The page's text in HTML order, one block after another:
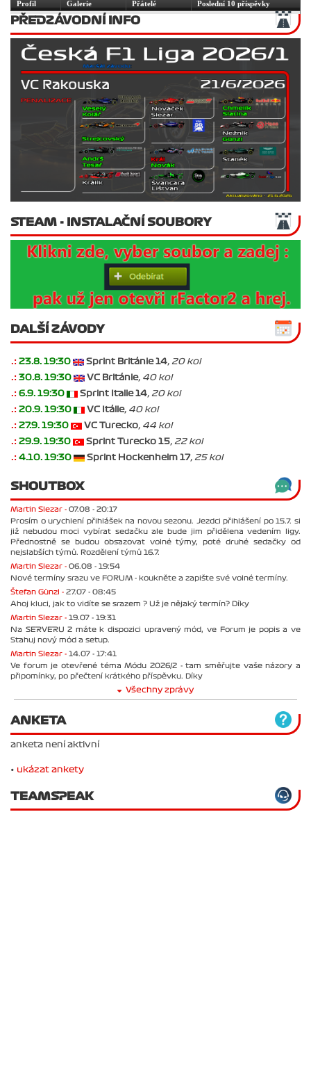
Profil Galerie Přátelé Poslední 10 příspěvky
PŘEDZÁVODNÍ INFO
STEAM - INSTALAČNÍ SOUBORY
DALŠÍ ZÁVODY
.: 23.8. 19:30 Sprint Británie 14, 20 kol
.: 30.8. 19:30 VC Británie, 40 kol
.: 6.9. 19:30 Sprint Italie 14, 20 kol
.: 20.9. 19:30 VC Itálie, 40 kol
.: 27.9. 19:30 VC Turecko, 44 kol
.: 29.9. 19:30 Sprint Turecko 15, 22 kol
.: 4.10. 19:30 Sprint Hockenheim 17, 25 kol
SHOUTBOX
Martin Slezar - 07.08 - 20:17
Prosím o urychlení přihlášek na novou sezonu. Jezdci přihlášení po 15.7. si
již nebudou moci vybírat sedačku ale bude jim přidělena vedením ligy.
Přednostně se budou obsazovat volné týmy, poté druhé sedačky od
nejslabších týmů. Rozdělení týmů 16.7.
Martin Slezar - 06.08 - 19:54
Nové termíny srazu ve FORUM - koukněte a zapište své volné termíny.
Štefan Günzl - 27.07 - 08:45
Ahoj kluci, jak to vidíte se srazem ? Už je nějaký termín? Díky
Martin Slezar - 19.07 - 19:31
Na SERVERU 2 máte k dispozici upravený mód, ve Forum je popis a ve
Stahuj nový mód a setup.
Martin Slezar - 14.07 - 17:41
Ve forum je otevřené téma Módu 2026/2 - tam směřujte vaše názory a
připomínky, po přečtení krátkého příspěvku. Díky
Všechny zprávy
ANKETA
anketa není aktivní
• ukázat ankety
TEAMSPEAK